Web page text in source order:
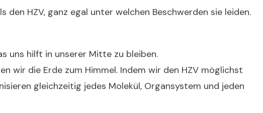
HZV, ganz egal unter welchen Beschwerden sie leiden.
uns hilft in unserer Mitte zu bleiben.
wir die Erde zum Himmel. Indem wir den HZV möglichst
gleichzeitig jedes Molekül, Organsystem und jeden